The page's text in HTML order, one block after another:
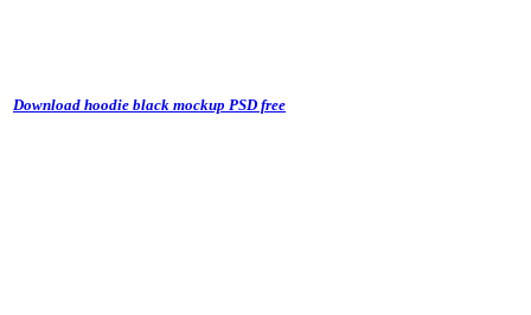
Download hoodie black mockup PSD free